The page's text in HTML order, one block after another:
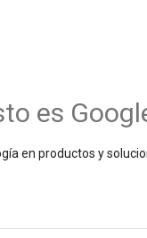
es
en productos y